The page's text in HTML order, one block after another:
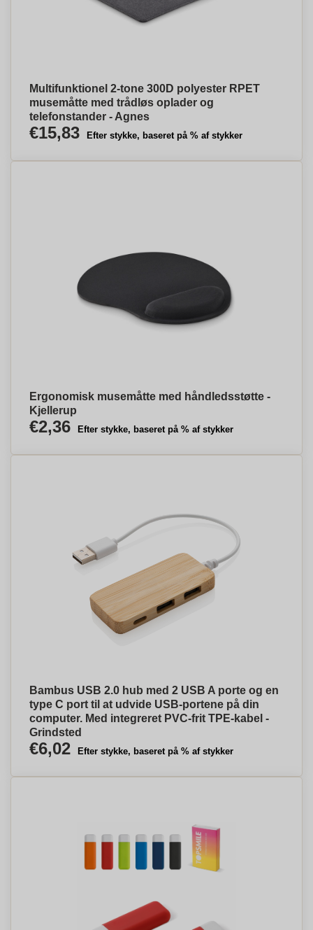
Multifunktionel 2-tone 300D polyester RPET
musemåtte med trådløs oplader og
telefonstander - Agnes
€15,83 Efter stykke, baseret på % af stykker
Ergonomisk musemåtte med håndledsstøtte -
Kjellerup
€2,36 Efter stykke, baseret på % af stykker
Bambus USB 2.0 hub med 2 USB A porte og en
type C port til at udvide USB-portene på din
computer. Med integreret PVC-frit TPE-kabel -
Grindsted
€6,02 Efter stykke, baseret på % af stykker